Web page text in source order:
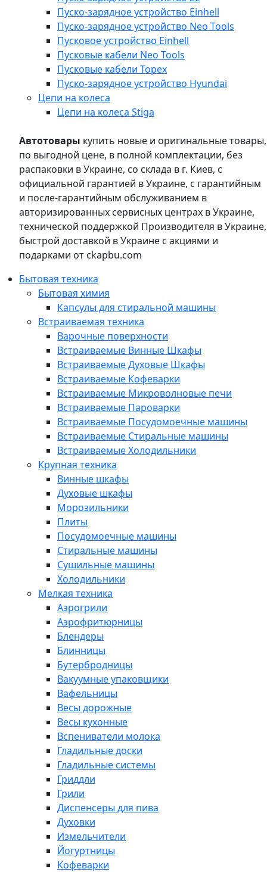
Пуско-зарядное устройство Einhell
Пуско-зарядное устройство Neo Tools
Пусковое устройство Einhell
Пусковые кабели Neo Tools
Пусковые кабели Topex
Пуско-зарядное устройство Hyundai
Цепи на колеса
Цепи на колеса Stiga
Автотовары купить новые и оригинальные товары,
по выгодной цене, в полной комплектации, без
распаковки в Украине, со склада в г. Киев, с
официальной гарантией в Украине, с гарантийным
и после-гарантийным обслуживанием в
авторизированных сервисных центрах в Украине,
технической поддержкой Производителя в Украине,
быстрой доставкой в Украине с акциями и
подарками от ckapbu.com
Бытовая техника
Бытовая химия
Капсулы для стиральной машины
Встраиваемая техника
Варочные поверхности
Встраиваемые Винные Шкафы
Встраиваемые Духовые Шкафы
Встраиваемые Кофеварки
Встраиваемые Микроволновые печи
Встраиваемые Пароварки
Встраиваемые Посудомоечные машины
Встраиваемые Стиральные машины
Встраиваемые Холодильники
Крупная техника
Винные шкафы
Духовые шкафы
Морозильники
Плиты
Посудомоечные машины
Стиральные машины
Сушильные машины
Холодильники
Мелкая техника
Аэрогрили
Аэрофритюрницы
Блендеры
Блинницы
Бутербродницы
Вакуумные упаковщики
Вафельницы
Весы дорожные
Весы кухонные
Вспениватели молока
Гладильные доски
Гладильные системы
Гриддли
Грили
Диспенсеры для пива
Духовки
Измельчители
Йогуртницы
Кофеварки